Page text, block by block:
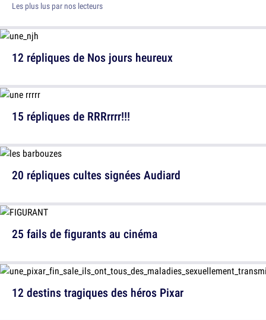
Les plus lus par nos lecteurs
12 répliques de Nos jours heureux
20 répliques cultes signées Audiard
12 destins tragiques des héros Pixar
15 répliques de RRRrrrr!!!
25 fails de figurants au cinéma